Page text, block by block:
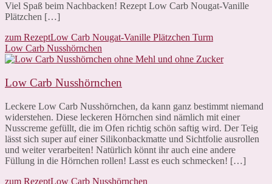
Viel Spaß beim Nachbacken! Rezept Low Carb Nougat-Vanille
Plätzchen […]
zum RezeptLow Carb Nougat-Vanille Plätzchen Turm
Low Carb Nusshörnchen
Low Carb Nusshörnchen
Leckere Low Carb Nusshörnchen, da kann ganz bestimmt niemand
widerstehen. Diese leckeren Hörnchen sind nämlich mit einer
Nusscreme gefüllt, die im Ofen richtig schön saftig wird. Der Teig
lässt sich super auf einer Silikonbackmatte und Sichtfolie ausrollen
und weiter verarbeiten! Natürlich könnt ihr auch eine andere
Füllung in die Hörnchen rollen! Lasst es euch schmecken! […]
zum RezeptLow Carb Nusshörnchen